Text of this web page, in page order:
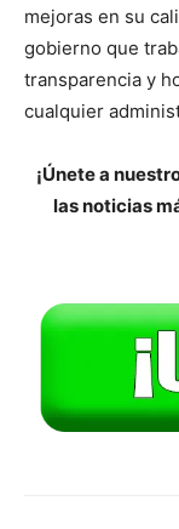
mejoras en su
gobierno que
transparencia y
cualquier
¡Únete a
las noticias